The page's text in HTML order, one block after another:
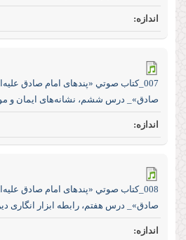
007_كتاب صوتي «پند‌های امام صادق
صادق»_ درس ششم، نشانه‌های ایمان و
008_كتاب صوتي «پند‌های امام صادق
صادق»_ درس هفتم، رابطه ابزار انگاری